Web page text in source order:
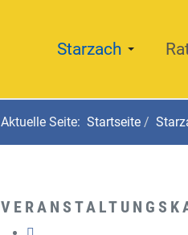
Starzach
Aktuelle Seite: Startseite